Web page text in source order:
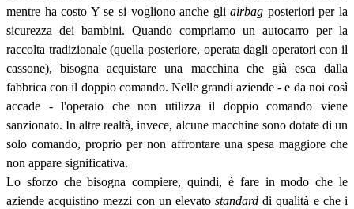
mentre ha costo Y se si vogliono anche gliairbag posteriori per la
sicurezza dei bambini. Quando compriamo un autocarro per la
raccolta tradizionale (quella posteriore, operata dagli operatori con il
cassone), bisogna acquistare una macchina che già esca dalla
fabbrica con il doppio comando. Nelle grandi aziende - e da noi così
accade - l'operaio che non utilizza il doppio comando viene
sanzionato. In altre realtà, invece, alcune macchine sono dotate di un
solo comando, proprio per non affrontare una spesa maggiore che
non appare significativa.
Lo sforzo che bisogna compiere, quindi, è fare in modo che le
aziende acquistino mezzi con un elevatostandard di qualità e che i